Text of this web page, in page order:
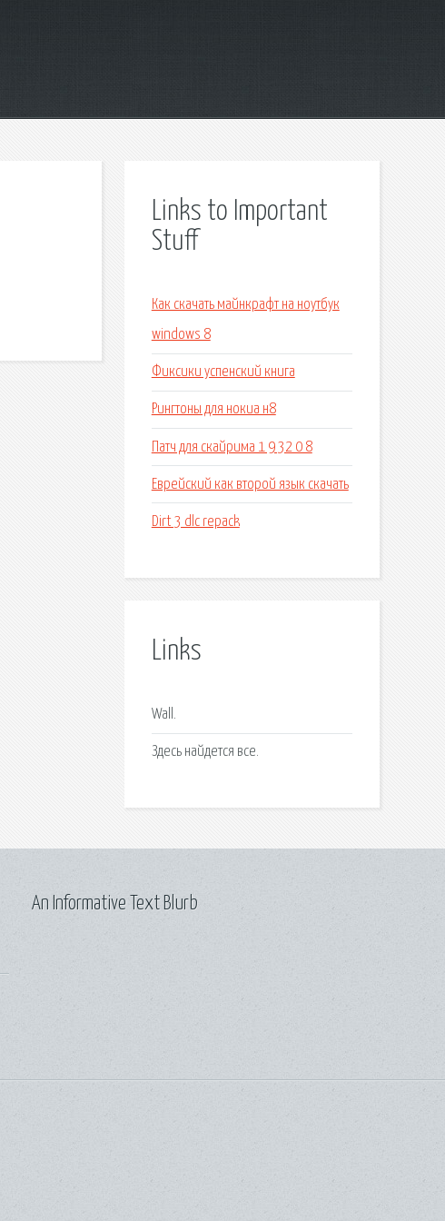
Links to Important
Stuff
Как скачать майнкрафт на ноутбук
windows 8
Фиксики успенский книга
Рингтоны для нокиа н8
Патч для скайрима 1 9 32 0 8
Еврейский как второй язык скачать
Dirt 3 dlc repack
Links
Wall.
Здесь найдется все.
An Informative Text Blurb